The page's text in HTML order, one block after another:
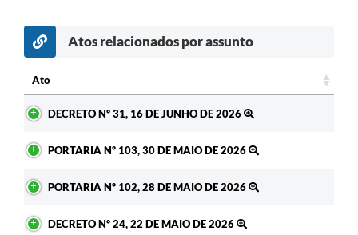
Serviços Online
Telefones Úteis
Transparência
Enquete
SIC
Contato
Atos relacionados por assunto
Ato
DECRETO Nº 31, 16 DE JUNHO DE 2026
PORTARIA Nº 103, 30 DE MAIO DE 2026
PORTARIA Nº 102, 28 DE MAIO DE 2026
DECRETO Nº 24, 22 DE MAIO DE 2026